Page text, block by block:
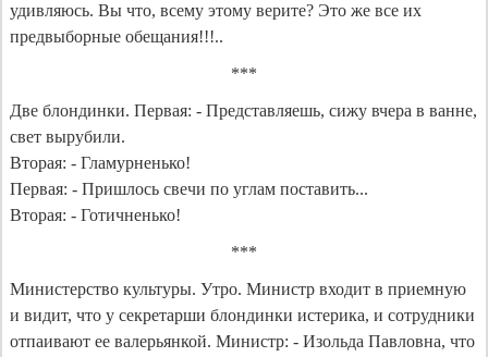
удивляюсь. Вы что, всему этому верите? Это же все их
предвыборные обещания!!!..
***
Две блондинки. Первая: - Представляешь, сижу вчера в ванне,
свет вырубили.
Вторая: - Гламурненько!
Первая: - Пришлось свечи по углам поставить...
Вторая: - Готичненько!
***
Министерство культуры. Утро. Министр входит в приемную
и видит, что у секретарши блондинки истерика, и сотрудники
отпаивают ее валерьянкой. Министр: - Изольда Павловна, что